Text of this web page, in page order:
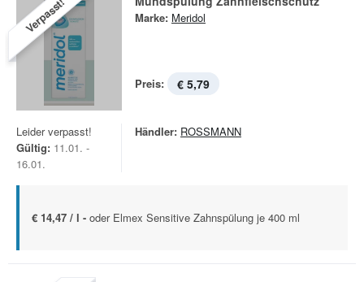
Verpasst! Marke: Meridol
Preis: € 5,79
Leider verpasst!
Gültig: 11.01. -
16.01.
Händler: ROSSMANN
€ 14,47 / l - oder Elmex Sensitive Zahnspülung je 400 ml